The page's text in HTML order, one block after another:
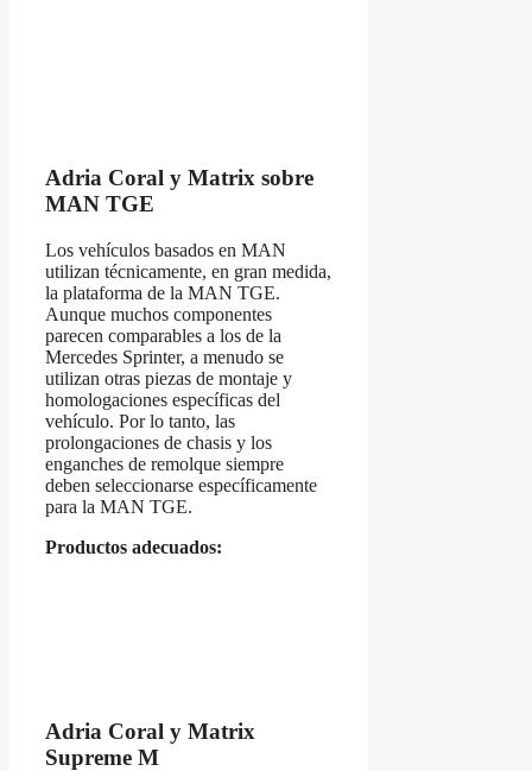
Adria Coral y Matrix sobre
MAN TGE
Los vehículos basados en MAN
utilizan técnicamente, en gran medida,
la plataforma de la MAN TGE.
Aunque muchos componentes
parecen comparables a los de la
Mercedes Sprinter, a menudo se
utilizan otras piezas de montaje y
homologaciones específicas del
vehículo. Por lo tanto, las
prolongaciones de chasis y los
enganches de remolque siempre
deben seleccionarse específicamente
para la MAN TGE.
Productos adecuados:
Adria Coral y Matrix
Supreme M